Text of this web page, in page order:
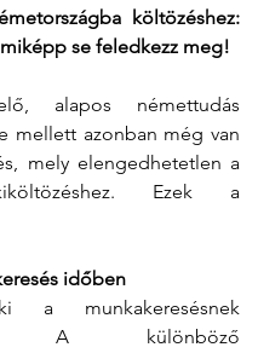
költözéshez:
se feledkezz meg!
alapos némettudás
mellett azonban még van
mely elengedhetetlen a
Ezek a
időben
a munkakeresésnek
A különböző